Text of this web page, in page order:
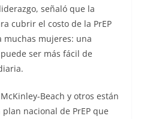
señaló que la
cubrir el costo de la PrEP
muchas mujeres: una
ser más fácil de
Beach y otros están
nacional de PrEP que